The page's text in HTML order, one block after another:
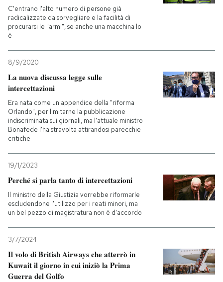
C'entrano l'alto numero di persone già
radicalizzate da sorvegliare e la facilità di
procurarsi le "armi", se anche una macchina lo
è
8/9/2020
La nuova discussa legge sulle
intercettazioni
Era nata come un'appendice della "riforma
Orlando", per limitarne la pubblicazione
indiscriminata sui giornali, ma l'attuale ministro
Bonafede l'ha stravolta attirandosi parecchie
critiche
19/1/2023
Perché si parla tanto di intercettazioni
Il ministro della Giustizia vorrebbe riformarle
escludendone l'utilizzo per i reati minori, ma
un bel pezzo di magistratura non è d'accordo
3/7/2024
Il volo di British Airways che atterrò in
Kuwait il giorno in cui iniziò la Prima
Guerra del Golfo